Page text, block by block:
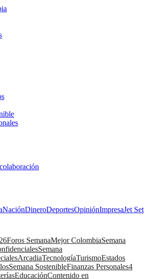
NaciónDineroDeportesOpiniónImpresaJet Set
Foros SemanaMejor ColombiaSemana
Semana
ArcadiaTecnologíaTurismoEstados
Semana SostenibleFinanzas Personales4
EducaciónContenido en